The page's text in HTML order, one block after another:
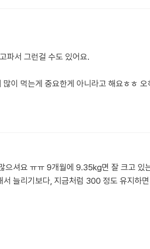
파서 그런걸 수도 있어요.
이 먹는게 중요한게 아니라고 해요ㅎㅎ
으셔요 ㅠㅠ 9개월에 9.35kg면 잘 크고 있
늘리기보다, 지금처럼 300 정도 유지하